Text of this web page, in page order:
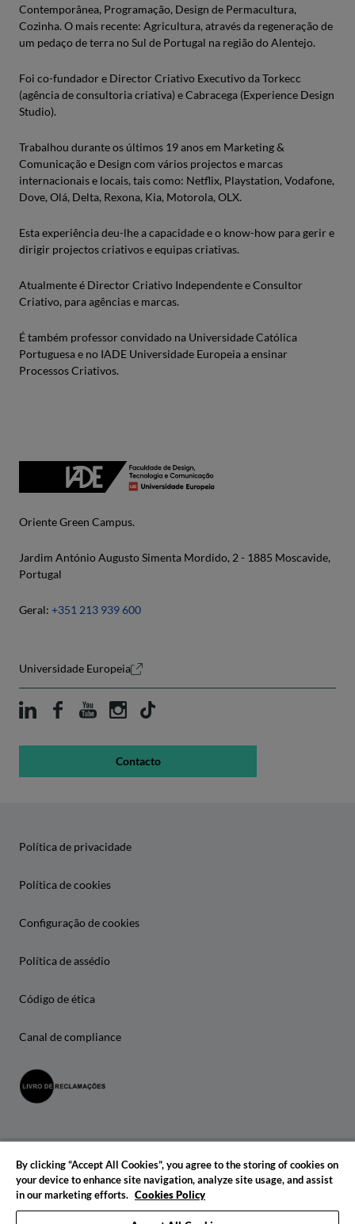
Contemporânea, Programação, Design de Permacultura,
Cozinha. O mais recente: Agricultura, através da regeneração de
um pedaço de terra no Sul de Portugal na região do Alentejo.
Foi co-fundador e Director Criativo Executivo da Torkecc
(agência de consultoria criativa) e Cabracega (Experience Design
Studio).
Trabalhou durante os últimos 19 anos em Marketing &
Comunicação e Design com vários projectos e marcas
internacionais e locais, tais como: Netflix, Playstation, Vodafone,
Dove, Olá, Delta, Rexona, Kia, Motorola, OLX.
Esta experiência deu-lhe a capacidade e o know-how para gerir e
dirigir projectos criativos e equipas criativas.
Atualmente é Director Criativo Independente e Consultor
Criativo, para agências e marcas.
É também professor convidado na Universidade Católica
Portuguesa e no IADE Universidade Europeia a ensinar
Processos Criativos.
Oriente Green Campus.
Jardim António Augusto Simenta Mordido, 2 - 1885 Moscavide,
Portugal
Geral: +351 213 939 600
Universidade Europeia
Contacto
Política de privacidade
Política de cookies
Configuração de cookies
Política de assédio
Código de ética
Canal de compliance
© 2026 IADE. Todos os direitos reservados.
By clicking “Accept All Cookies”, you agree to the storing of cookies on
your device to enhance site navigation, analyze site usage, and assist
in our marketing efforts. Cookies Policy